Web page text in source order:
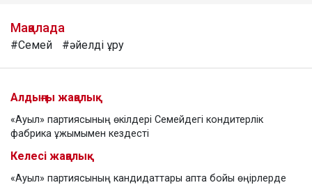
Мақалада
#Семей #әйелді ұру
Алдыңғы жаңалық
«Ауыл» партиясының өкілдері Семейдегі кондитерлік
фабрика ұжымымен кездесті
Келесі жаңалық
«Ауыл» партиясының кандидаттары апта бойы өңірлерде